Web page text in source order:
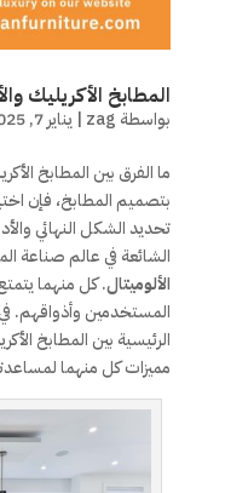
المطابخ الأكريليك
بواسطة zag
| يناير 7, 2025
ما الفرق بين المطابخ
بتصميم المطابخ، فإن
تحديد الشكل النهائي
الشائعة في عالم صناعة
الألوميتال. كل منهما
المستخدمين وأذواقهم.
الرئيسية بين المطابخ
مميزات كل منهما